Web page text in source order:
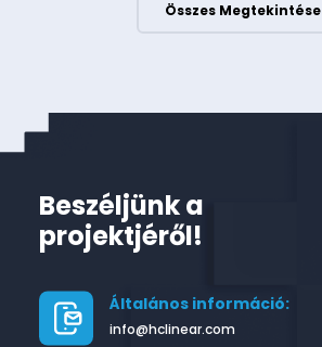
Összes Megtekintése
Beszéljünk a
projektjéről!
Általános információ:
info@hclinear.com